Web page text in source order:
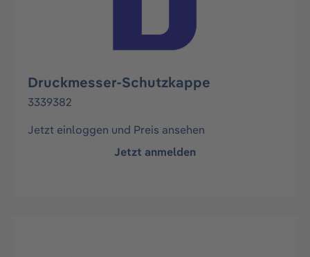
Druckmesser-Schutzkappe
3339382
Jetzt einloggen und Preis ansehen
Jetzt anmelden